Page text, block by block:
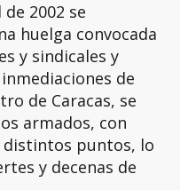
2002 se
huelga convocada
y sindicales y
de
de Caracas, se
armados, con
distintos puntos, lo
y decenas de